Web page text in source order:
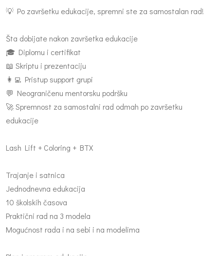
💡 Po završetku edukacije, spremni ste za samostalan rad!
Šta dobijate nakon završetka edukacije
🎓 Diplomu i certifikat
📖 Skriptu i prezentaciju
👩‍💻 Pristup support grupi
💬 Neograničenu mentorsku podršku
🚀 Spremnost za samostalni rad odmah po završetku
edukacije
Lash Lift + Coloring + BTX
Trajanje i satnica
Jednodnevna edukacija
10 školskih časova
Praktični rad na 3 modela
Mogućnost rada i na sebi i na modelima